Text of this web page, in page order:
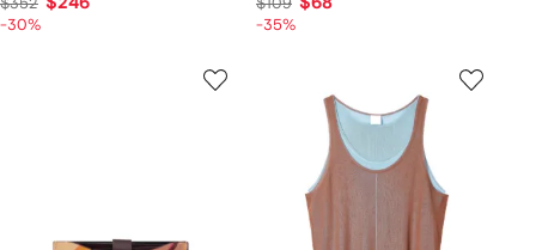
$352
-30%
$109
-35%